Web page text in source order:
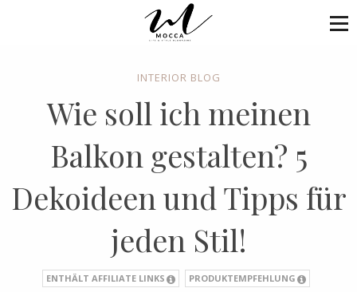
INTERIOR BLOG
Wie soll ich meinen
Balkon gestalten? 5
Dekoideen und Tipps für
jeden Stil!
ENTHÄLT AFFILIATE LINKS PRODUKTEMPFEHLUNG